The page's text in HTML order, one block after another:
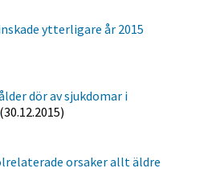
ytterligare år 2015
dör av sjukdomar i
(30.12.2015)
orsaker allt äldre